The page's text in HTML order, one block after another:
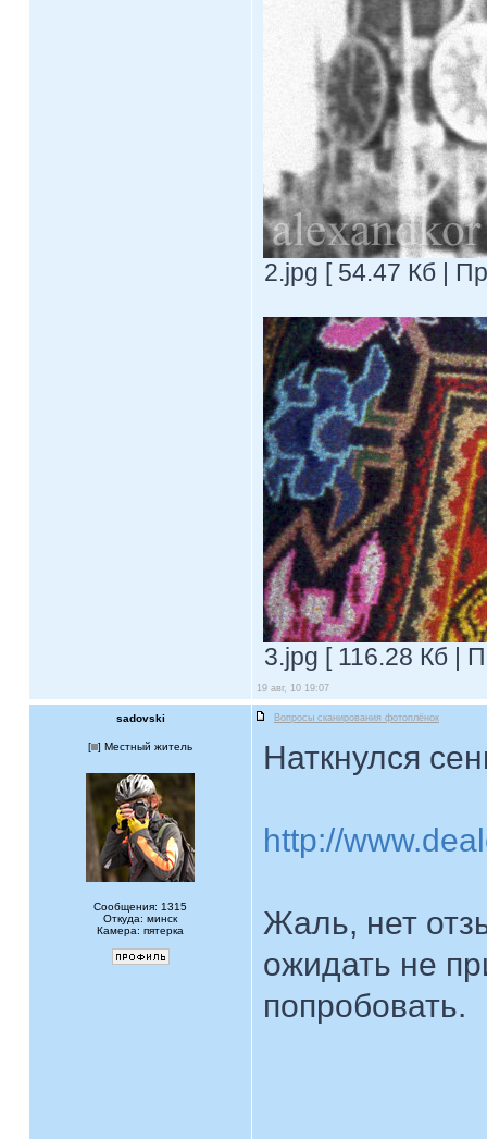
2.jpg [ 54.47 Кб |
3.jpg [ 116.28 Кб |
19 авг, 10 19:07
sadovski Вопросы сканирования фотоплёнок
[ ] Местный житель
Сообщения: 1315
Откуда: минск
Камера: пятерка
Наткнулся
http://
Жаль, нет
ожидать не
попробовать.